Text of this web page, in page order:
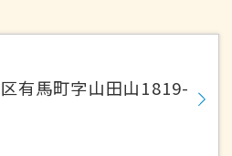
有馬町字山田山1819-